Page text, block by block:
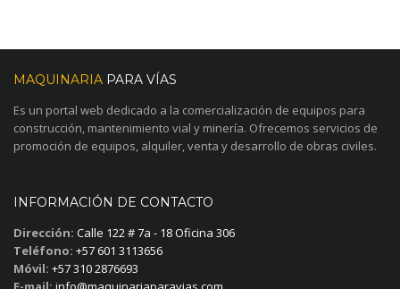
MAQUINARIA PARA VÍAS
Es un portal web dedicado a la comercialización de equipos para
construcción, mantenimiento vial y minería. Ofrecemos servicios de
promoción de equipos, alquiler, venta y desarrollo de obras civiles.
INFORMACIÓN DE CONTACTO
Dirección: Calle 122 # 7a - 18 Oficina 306
Teléfono: +57 601 3113656
Móvil: +57 310 2876693